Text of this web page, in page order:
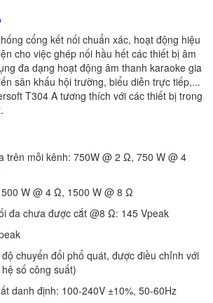
cổng kết nối chuẩn xác, hoạt động hiệu
cho việc ghép nối hầu hết các thiết bị âm
đa dạng hoạt động âm thanh karaoke gia
sân khấu hội trường, biểu diễn trực tiếp,...
T304 A tương thích với các thiết bị trong
trên mỗi kênh: 750W @ 2 Ω, 750 W @ 4
W @ 4 Ω, 1500 W @ 8 Ω
đa chưa được cắt @8 Ω: 145 Vpeak
chuyển đổi phổ quát, được điều chỉnh với
số công suất)
danh định: 100-240V ±10%, 50-60Hz